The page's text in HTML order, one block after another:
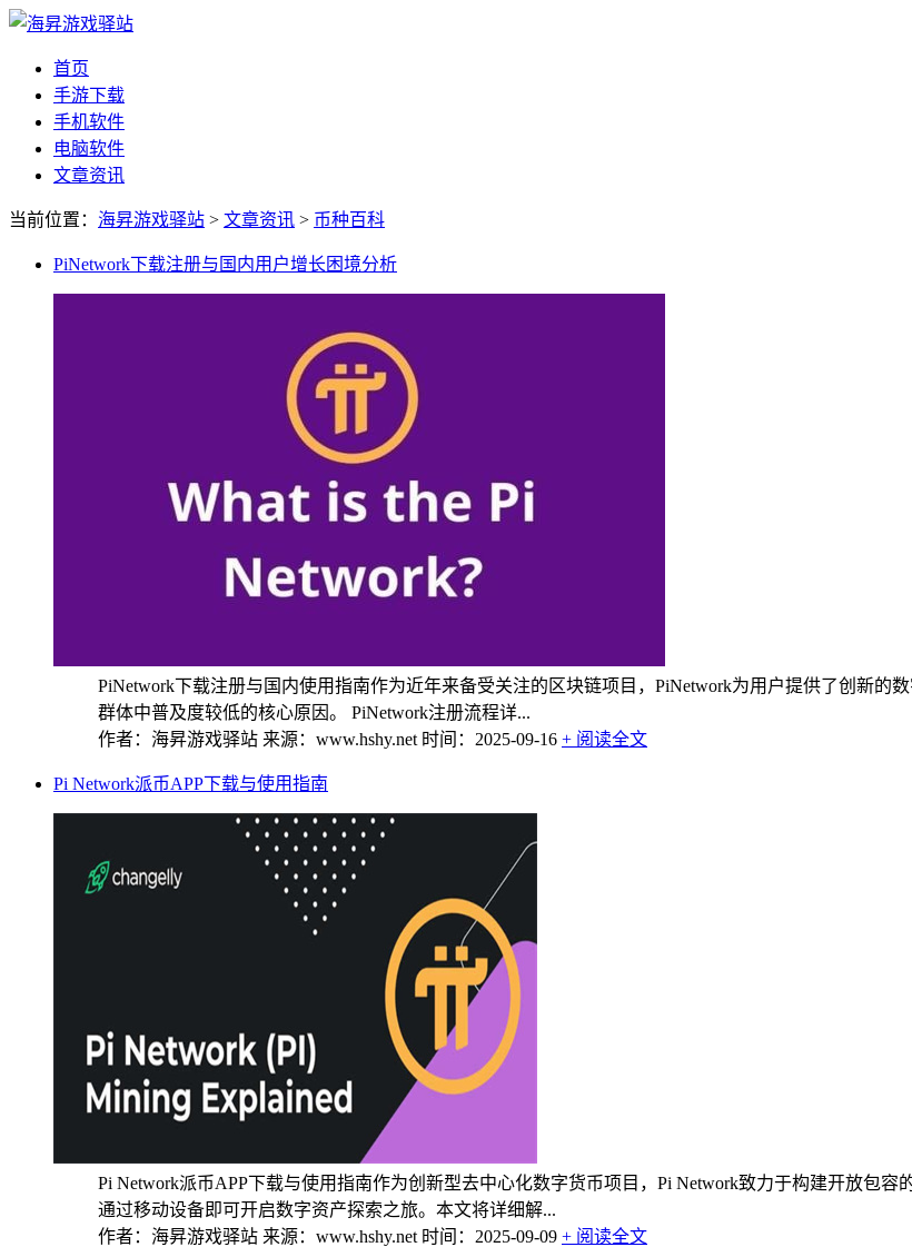
首页
手游下载
手机软件
电脑软件
文章资讯
当前位置： 海昇游戏驿站 > 文章资讯 > 币种百科
PiNetwork下载注册与国内用户增长困境分析
PiNetwork下载注册与国内使用指南作为近年来备受关注的区块链项目，PiNetwork为用户提供了创新的
群体中普及度较低的核心原因。 PiNetwork注册流程详...
作者：海昇游戏驿站 来源：www.hshy.net 时间：2025-09-16 + 阅读全文
Pi Network派币APP下载与使用指南
Pi Network派币APP下载与使用指南作为创新型去中心化数字货币项目，Pi Network致力于构建开放包
通过移动设备即可开启数字资产探索之旅。本文将详细解...
作者：海昇游戏驿站 来源：www.hshy.net 时间：2025-09-09 + 阅读全文